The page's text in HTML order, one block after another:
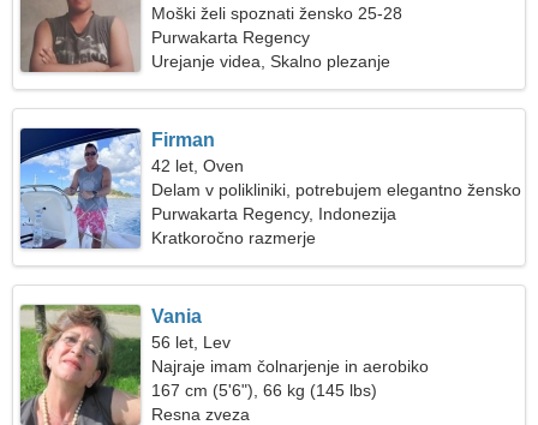
Moški želi spoznati žensko 25-28
Purwakarta Regency
Urejanje videa, Skalno plezanje
Firman
42 let, Oven
Delam v polikliniki, potrebujem elegantno žensko
Purwakarta Regency, Indonezija
Kratkoročno razmerje
Vania
56 let, Lev
Najraje imam čolnarjenje in aerobiko
167 cm (5'6"), 66 kg (145 lbs)
Resna zveza